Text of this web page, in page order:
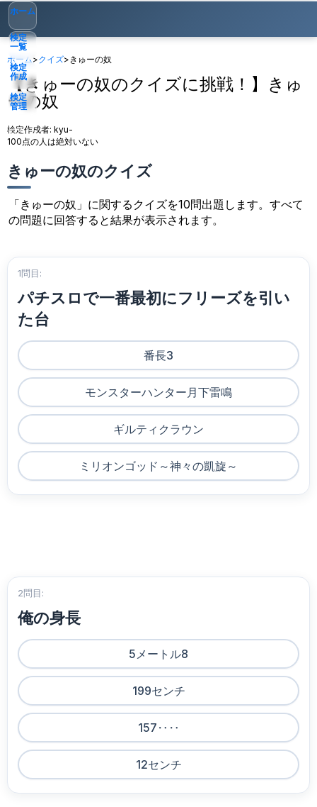
ホーム
検定
一覧
検定
作成
検定
管理
ゲスト▾
ホーム>クイズ>きゅーの奴
【きゅーの奴のクイズに挑戦！】きゅ
ーの奴
検定作成者: kyu-
100点の人は絶対いない
きゅーの奴のクイズ
「きゅーの奴」に関するクイズを10問出題します。すべて
の問題に回答すると結果が表示されます。
1問目:
パチスロで一番最初にフリーズを引い
た台
番長3
モンスターハンター月下雷鳴
ギルティクラウン
ミリオンゴッド～神々の凱旋～
2問目:
俺の身長
5メートル8
199センチ
157‥‥
12センチ